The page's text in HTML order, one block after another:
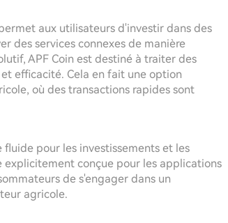
aux utilisateurs d'investir dans des
des services connexes de manière
APF Coin est destiné à traiter des
efficacité. Cela en fait une option
où des transactions rapides sont
pour les investissements et les
explicitement conçue pour les applications
de s'engager dans un
agricole.